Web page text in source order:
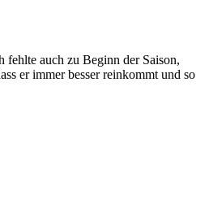
fehlte auch zu Beginn der Saison,
er immer besser reinkommt und so